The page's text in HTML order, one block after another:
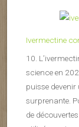
Ivermectine
10.
science en
puisse
surprenante.
de